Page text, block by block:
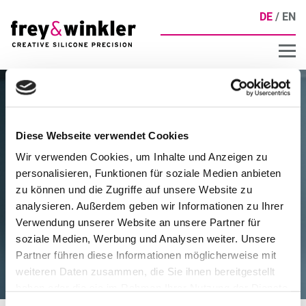
Diese Webseite verwendet Cookies
Wir verwenden Cookies, um Inhalte und Anzeigen zu
personalisieren, Funktionen für soziale Medien anbieten
zu können und die Zugriffe auf unsere Website zu
analysieren. Außerdem geben wir Informationen zu Ihrer
Verwendung unserer Website an unsere Partner für
soziale Medien, Werbung und Analysen weiter. Unsere
Partner führen diese Informationen möglicherweise mit
weiteren Daten zusammen, die Sie ihnen bereitgestellt
DE EN